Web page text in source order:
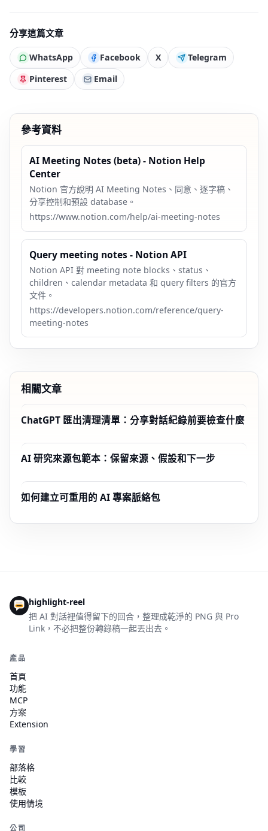
分享這篇文章
WhatsApp Facebook X
Telegram
Pinterest
Email
參考資料
AI Meeting Notes (beta) - Notion Help
Center
Notion 官方說明 AI Meeting Notes、同意、逐字稿、
分享控制和預設 database。
https://www.notion.com/help/ai-meeting-notes
Query meeting notes - Notion API
Notion API 對 meeting note blocks、status、
children、calendar metadata 和 query filters 的官方
文件。
https://developers.notion.com/reference/query-
meeting-notes
相關文章
ChatGPT 匯出清理清單：分享對話紀錄前要檢查什麼
AI 研究來源包範本：保留來源、假設和下一步
如何建立可重用的 AI 專案脈絡包
highlight-reel
把 AI 對話裡值得留下的回合，整理成乾淨的 PNG 與 Pro
Link，不必把整份轉錄稿一起丟出去。
產品
首頁
功能
MCP
方案
Extension
學習
部落格
比較
模板
使用情境
公司